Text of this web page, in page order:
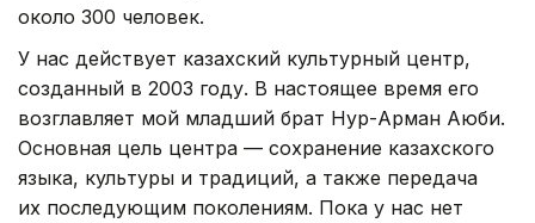
около 300 человек.
У нас действует казахский культурный центр,
созданный в 2003 году. В настоящее время его
возглавляет мой младший брат Нур-Арман Аюби.
Основная цель центра — сохранение казахского
языка, культуры и традиций, а также передача
их последующим поколениям. Пока у нас нет